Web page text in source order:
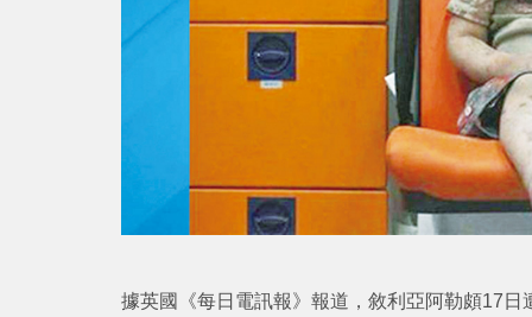
據英國《每日電訊報》報道，敘利亞阿勒頗17